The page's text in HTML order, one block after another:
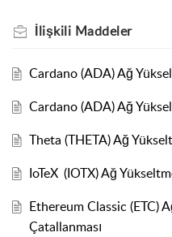
İlişkili Maddeler
Cardano (ADA) Ağ
Cardano (ADA) Ağ
Theta (THETA) Ağ
IoTeX (IOTX) Ağ
Ethereum Classic (ETC)
Çatallanması